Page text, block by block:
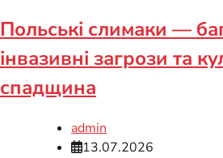
Польські слимаки —
інвазивні загрози та
спадщина
admin
13.07.2026